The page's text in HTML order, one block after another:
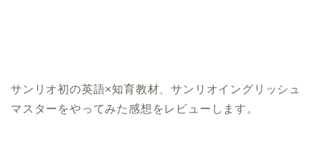
サンリオ初の英語×知育教材、サンリオイングリッシュ
マスターをやってみた感想をレビューします。